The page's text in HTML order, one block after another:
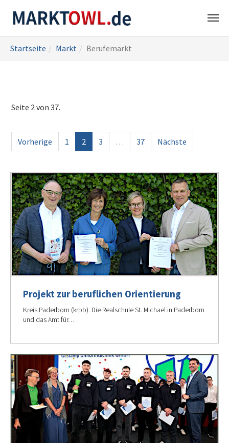
Hauptinhalt
sind
Startseite Markt Berufemarkt
Seite 2 von 37.
Vorherige 1 2 3 … 37 Nächste
Projekt zur beruflichen Orientierung
Kreis Paderborn (krpb). Die Realschule St. Michael in Paderborn
und das Amt für…